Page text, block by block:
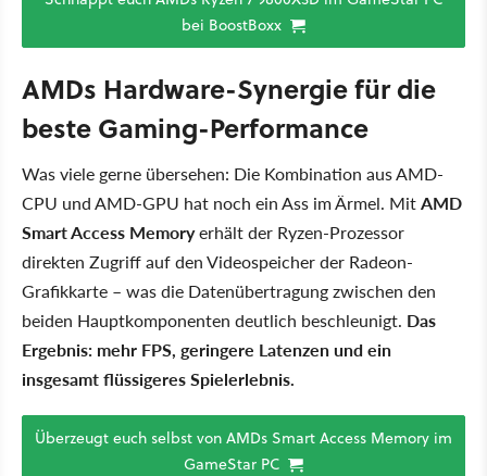
bei BoostBoxx
AMDs Hardware-Synergie für die
beste Gaming-Performance
Was viele gerne übersehen: Die Kombination aus AMD-
CPU und AMD-GPU hat noch ein Ass im Ärmel. MitAMD
Smart Access Memoryerhält der Ryzen-Prozessor
direkten Zugriff auf den Videospeicher der Radeon-
Grafikkarte – was die Datenübertragung zwischen den
beiden Hauptkomponenten deutlich beschleunigt. Das
Ergebnis: mehr FPS, geringere Latenzen und ein
insgesamt flüssigeres Spielerlebnis.
Überzeugt euch selbst von AMDs Smart Access Memory im
GameStar PC